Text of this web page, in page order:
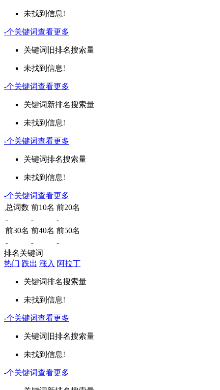
未找到信息!
-个关键词查看更多
关键词 旧排名搜索量
未找到信息!
-个关键词查看更多
关键词新排名搜索量
未找到信息!
-个关键词查看更多
关键词排名搜索量
未找到信息!
-个关键词查看更多
总词数 前10名 前20名
-
-
-
前30名 前40名 前50名
-
-
-
排名关键词
热门 跌出 涨入 阿拉丁
关键词排名搜索量
未找到信息!
-个关键词查看更多
关键词 旧排名搜索量
未找到信息!
-个关键词查看更多